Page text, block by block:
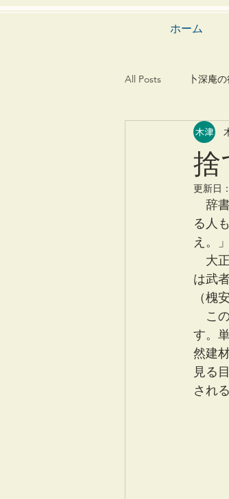
ホーム
All Posts 卜深庵
漢詩
建築
捨
更新日：
辞書
る人
え。
大正
は武
（槐
この
す。
然建
見る
され